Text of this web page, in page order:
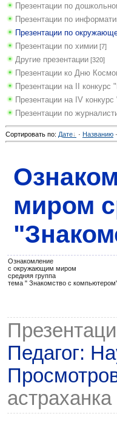
Презентации по
Презентации по
Презентации по
Презентации по химии [7]
Другие презентации [320]
Презентации ко Дню
Презентации на II конкурс
Презентации на IV
Презентации по
Сортировать по: Дате · Названию ·
миром
Ознакомление
с окружающим миром
средняя группа
тема " Знакомство с
Педагог:
астраханка